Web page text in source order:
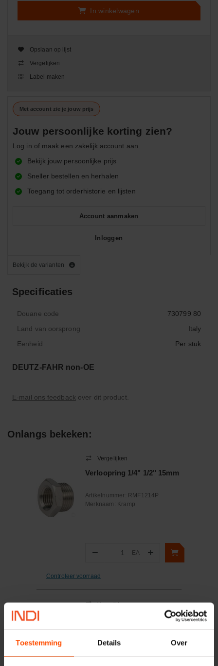
Toestemming Details Over
Bekijk de varianten
Specificaties
Douane code
730799 80
Land van oorsprong
Italy
Eenheid
Per stuk
DEUTZ-FAHR non-OE
E-mail ons feedback over dit product.
In winkelwagen
Opslaan op lijst
Vergelijken
Label maken
Met account zie je jouw prijs
Jouw persoonlijke korting zien?
Log in of maak een zakelijk account aan.
Bekijk jouw persoonlijke prijs
Sneller bestellen en herhalen
Toegang tot orderhistorie en lijsten
Account aanmaken
Inloggen
Onlangs bekeken:
Vergelijken
Verloopring 1/4" 1/2" 15mm
Artikelnummer: RMF1214P
Merknaam: Kramp
− Aantal
EA +
Controleer voorraad
Vergelijken
Bevestigingsplaat voor
steunwiel/steunpoot
Artikelnummer: